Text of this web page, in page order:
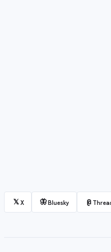
𝕏X 🦋Bluesky @